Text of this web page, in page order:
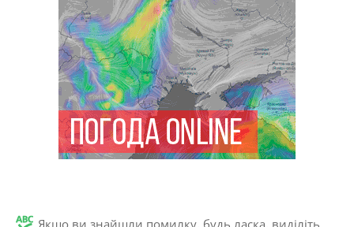
Якщо ви знайшли помилку, будь ласка, виділіть